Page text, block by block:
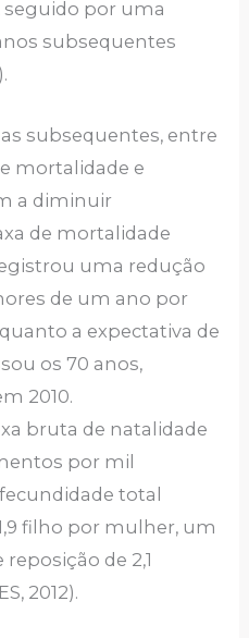
seguido por uma
subsequentes
subsequentes, entre
mortalidade e
a diminuir
de mortalidade
uma redução
de um ano por
a expectativa de
os 70 anos,
2010.
bruta de natalidade
por mil
total
filho por mulher, um
de 2,1
2012).